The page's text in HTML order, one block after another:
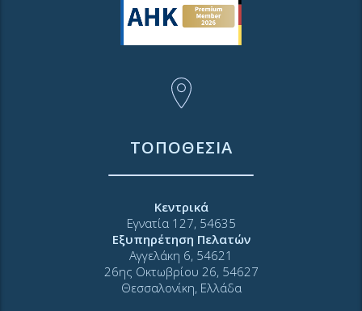
ΤΟΠΟΘΕΣΙΑ
Κεντρικά
Εγνατία 127, 54635
Εξυπηρέτηση Πελατών
Αγγελάκη 6, 54621
26ης Οκτωβρίου 26, 54627
Θεσσαλονίκη, Ελλάδα